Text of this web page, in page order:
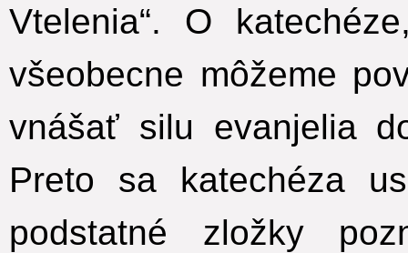
Vtelenia“. O
všeobecne môžeme
vnášať silu evanjelia
Preto sa katechéza
podstatné zložky